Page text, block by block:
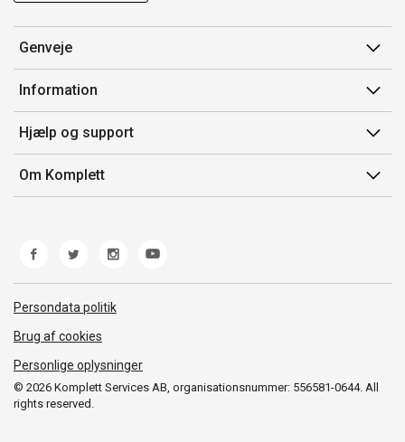
Genveje
Min side
Ordrehistorik
Gavekort
Information
Salgsbetingelser
Mærker/producent
Fortrydelsesret
Hjælp og support
Kontakt os
Kundeservice
Fejl/Mangler
Fragt og levering
Om Komplett
© 2026 Komplett Services AB, organisationsnummer: 556581-0644. All
rights reserved.
Persondata politik
Brug af cookies
Personlige oplysninger